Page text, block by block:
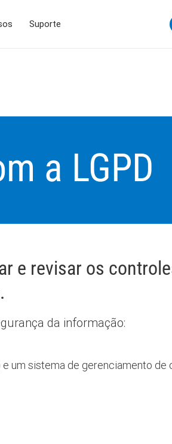
Suporte
a LGPD
e revisar os
da informação:
um sistema de gerenciamento